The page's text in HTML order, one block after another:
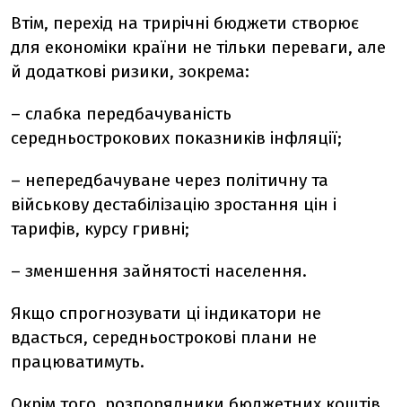
Втім, перехід на трирічні бюджети створює
для економіки країни не тільки переваги, але
й додаткові ризики, зокрема:
– слабка передбачуваність
середньострокових показників інфляції;
– непередбачуване через політичну та
військову дестабілізацію зростання цін і
тарифів, курсу гривні;
– зменшення зайнятості населення.
Якщо спрогнозувати ці індикатори не
вдасться, середньострокові плани не
працюватимуть.